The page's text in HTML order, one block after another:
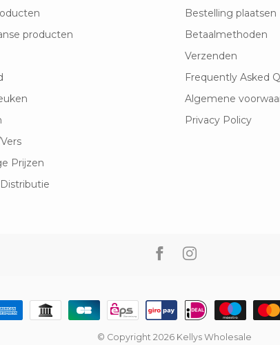
producten
Prijzen
Bestelling plaatsen
Betaalmethoden
Verzenden
Frequently Asked
Algemene
Privacy Policy
© Copyright 2026 Kellys Wholesale